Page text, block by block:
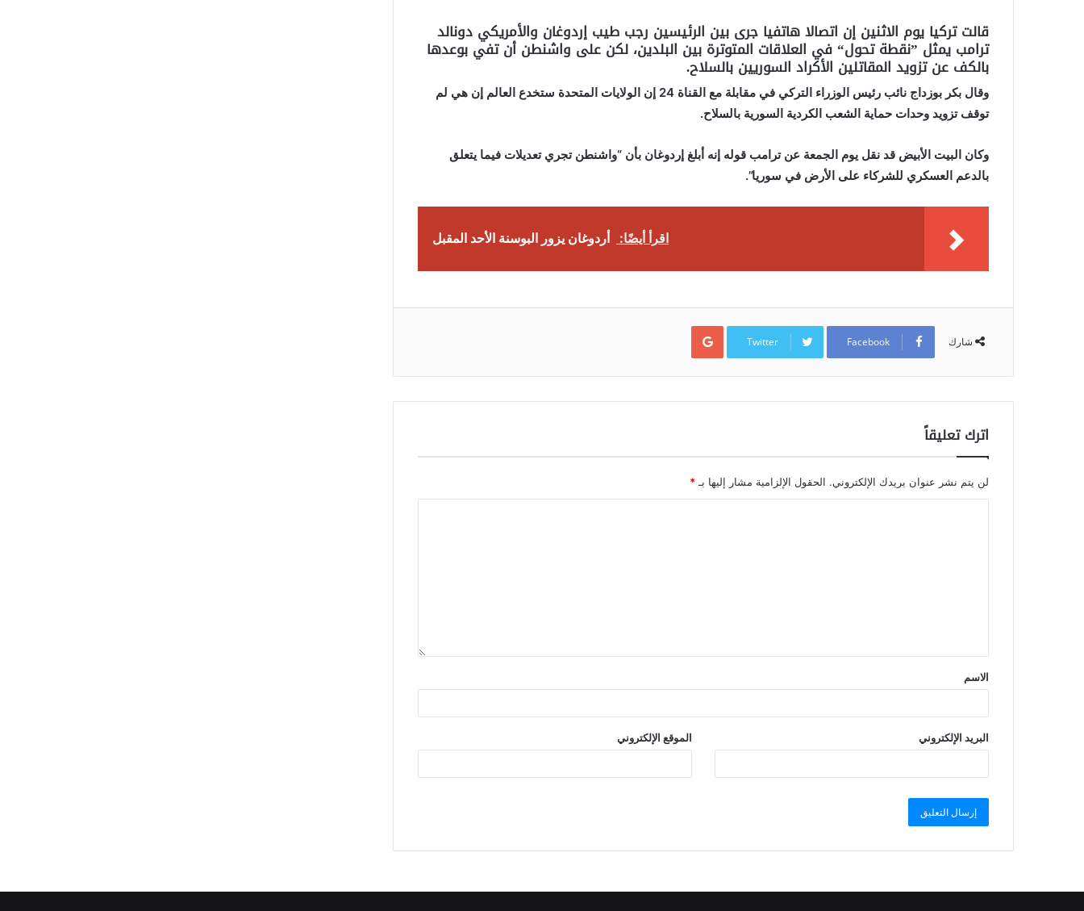
قالت تركيا يوم الاثنين إن اتصالا هاتفيا جرى بين الرئيسين رجب طيب إردوغان والأمريكي دونالد
ترامب يمثل ”نقطة تحول“ في العلاقات المتوترة بين البلدين، لكن على واشنطن أن تفي بوعدها
بالكف عن تزويد المقاتلين الأكراد السوريين بالسلاح.
وقال بكر بوزداج نائب رئيس الوزراء التركي في مقابلة مع القناة 24 إن الولايات المتحدة ستخدع العالم إن هي لم
توقف تزويد وحدات حماية الشعب الكردية السورية بالسلاح.
وكان البيت الأبيض قد نقل يوم الجمعة عن ترامب قوله إنه أبلغ إردوغان بأن “واشنطن تجري تعديلات فيما يتعلق
بالدعم العسكري للشركاء على الأرض في سوريا”.
اقرأ أيضًا: أردوغان يزور البوسنة الأحد المقبل
شارك Facebook
Twitter
Google+
اترك تعليقاً
لن يتم نشر عنوان بريدك الإلكتروني. الحقول الإلزامية مشار إليها بـ*
الاسم
البريد الإلكتروني الموقع الإلكتروني